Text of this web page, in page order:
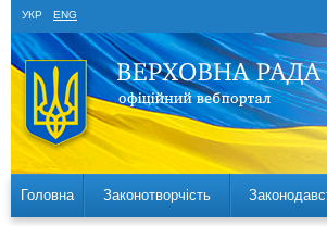
УКР ENG
Головна Законотворчість